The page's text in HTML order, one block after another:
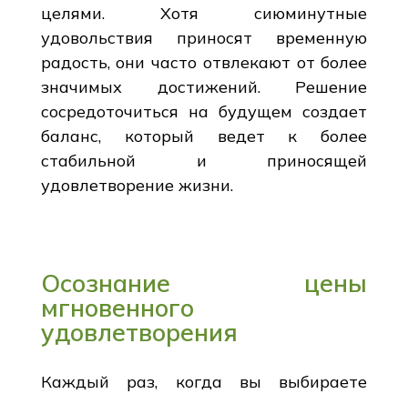
целями. Хотя сиюминутные
удовольствия приносят временную
радость, они часто отвлекают от более
значимых достижений. Решение
сосредоточиться на будущем создает
баланс, который ведет к более
стабильной и приносящей
удовлетворение жизни.
Осознание цены
мгновенного
удовлетворения
Каждый раз, когда вы выбираете